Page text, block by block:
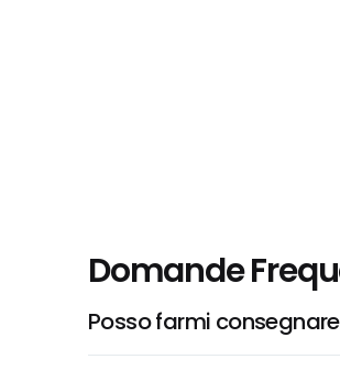
Domande
Posso farmi